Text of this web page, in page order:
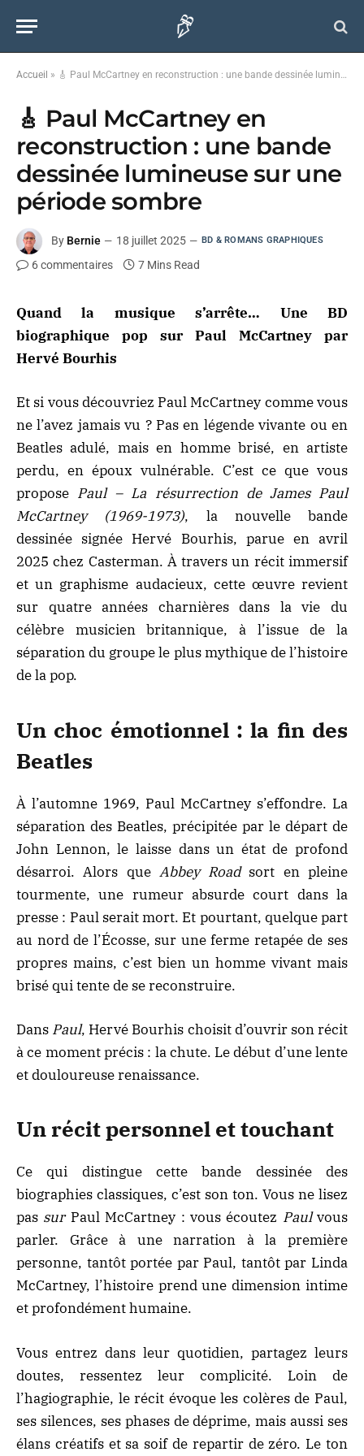
Accueil » 🎸 Paul McCartney en reconstruction : une bande dessinée lumineuse sur une période sombre
🎸 Paul McCartney en
reconstruction : une bande
dessinée lumineuse sur une
période sombre
By Bernie 18 juillet 2025 BD & ROMANS GRAPHIQUES
6 commentaires 7 Mins Read
Quand la musique s’arrête… Une BD
biographique pop sur Paul McCartney par
Hervé Bourhis
Et si vous découvriez Paul McCartney comme vous
ne l’avez jamais vu ? Pas en légende vivante ou en
Beatles adulé, mais en homme brisé, en artiste
perdu, en époux vulnérable. C’est ce que vous
propose Paul – La résurrection de James Paul
McCartney (1969-1973), la nouvelle bande
dessinée signée Hervé Bourhis, parue en avril
2025 chez Casterman. À travers un récit immersif
et un graphisme audacieux, cette œuvre revient
sur quatre années charnières dans la vie du
célèbre musicien britannique, à l’issue de la
séparation du groupe le plus mythique de l’histoire
de la pop.
Un choc émotionnel : la fin des
Beatles
À l’automne 1969, Paul McCartney s’effondre. La
séparation des Beatles, précipitée par le départ de
John Lennon, le laisse dans un état de profond
désarroi. Alors que Abbey Roadsort en pleine
tourmente, une rumeur absurde court dans la
presse : Paul serait mort. Et pourtant, quelque part
au nord de l’Écosse, sur une ferme retapée de ses
propres mains, c’est bien un homme vivant mais
brisé qui tente de se reconstruire.
Dans Paul, Hervé Bourhis choisit d’ouvrir son récit
à ce moment précis : la chute. Le début d’une lente
et douloureuse renaissance.
Un récit personnel et touchant
Ce qui distingue cette bande dessinée des
biographies classiques, c’est son ton. Vous ne lisez
pas surPaul McCartney : vous écoutez Paulvous
parler. Grâce à une narration à la première
personne, tantôt portée par Paul, tantôt par Linda
McCartney, l’histoire prend une dimension intime
et profondément humaine.
Vous entrez dans leur quotidien, partagez leurs
doutes, ressentez leur complicité. Loin de
l’hagiographie, le récit évoque les colères de Paul,
ses silences, ses phases de déprime, mais aussi ses
élans créatifs et sa soif de repartir de zéro. Le ton